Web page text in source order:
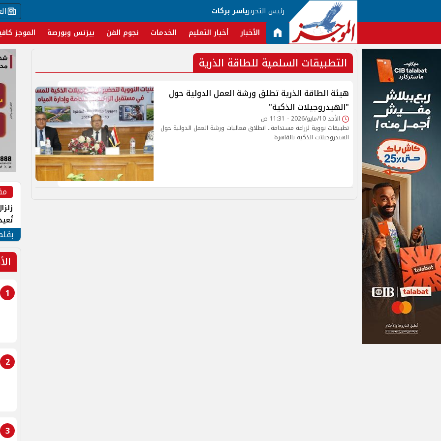
رئيس التحريرياسر بركات
الأخبار أخبار التعليم الخدمات نجوم الفن بيزنس وبورصة الموجز
التطبيقات السلمية للطاقة الذرية
هيئة الطاقة الذرية تطلق ورشة العمل الدولية حول
"الهيدروجيلات الذكية"
الأحد 10/مايو/2026 - 11:31 ص
تطبيقات نووية لزراعة مستدامة.. انطلاق فعاليات ورشة العمل الدولية حول
الهيدروجيلات الذكية بالقاهرة
1
2
3